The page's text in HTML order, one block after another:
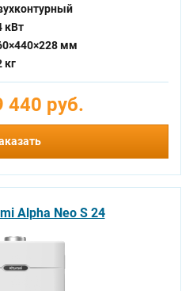
кВт
мм
кг
440 руб.
Alpha Neo S 24